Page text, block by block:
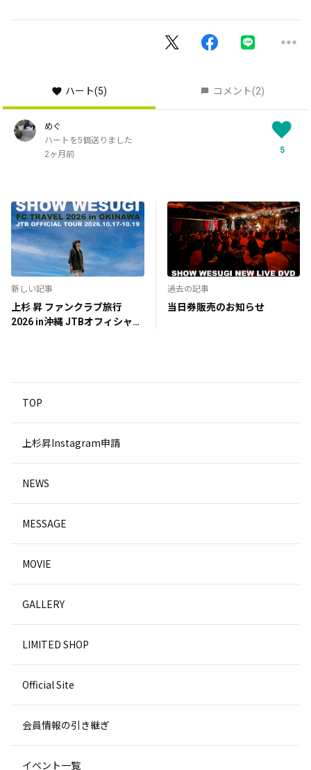
ハート(5) コメント(2)
めぐ
ハートを5個送りました
2ヶ月前
5
新しい記事
上杉 昇 ファンクラブ旅行
2026 in沖縄 JTBオフィシャル
過去の記事
当日券販売のお知らせ
TOP
上杉昇Instagram申請
NEWS
MESSAGE
MOVIE
GALLERY
LIMITED SHOP
Official Site
会員情報の引き継ぎ
イベント一覧